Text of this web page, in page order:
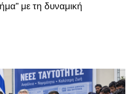
με τη δυναμική